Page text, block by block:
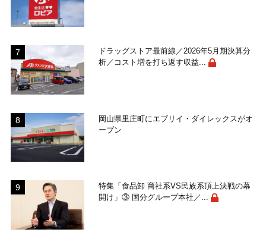
ドラッグストア最前線／2026年5月期決算分
析／コスト増を打ち返す収益...
岡山県里庄町にエブリイ・ダイレックスがオ
ープン
特集「食品卸 商社系VS民族系頂上決戦の幕
開け」③ 国分グループ本社／...